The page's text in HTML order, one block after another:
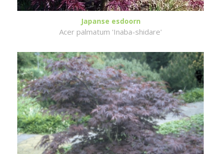
Japanse esdoorn
Acer palmatum 'Inaba-shidare'